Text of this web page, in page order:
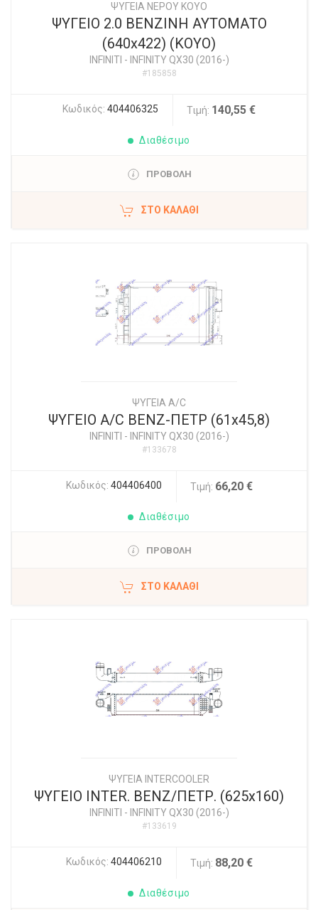
ΨΥΓΕΙΑ ΝΕΡΟΥ ΚΟΥΟ
ΨΥΓΕΙΟ 2.0 ΒΕΝΖΙΝΗ ΑΥΤΟΜΑΤΟ
(640x422) (KOYO)
INFINITI - INFINITY QX30 (2016-)
#185858
Κωδικός: 404406325 Τιμή: 140,55 €
Διαθέσιμο
ΠΡΟΒΟΛΗ
ΣΤΟ ΚΑΛΆΘΙ
ΨΥΓΕΙΑ A/C
ΨΥΓΕΙΟ A/C ΒΕΝΖ-ΠΕΤΡ (61x45,8)
INFINITI - INFINITY QX30 (2016-)
#133678
Κωδικός: 404406400 Τιμή: 66,20 €
Διαθέσιμο
ΠΡΟΒΟΛΗ
ΣΤΟ ΚΑΛΆΘΙ
ΨΥΓΕΙΑ INTERCOOLER
ΨΥΓΕΙΟ INTER. ΒΕΝΖ/ΠΕΤΡ. (625x160)
INFINITI - INFINITY QX30 (2016-)
#133619
Κωδικός: 404406210 Τιμή: 88,20 €
Διαθέσιμο